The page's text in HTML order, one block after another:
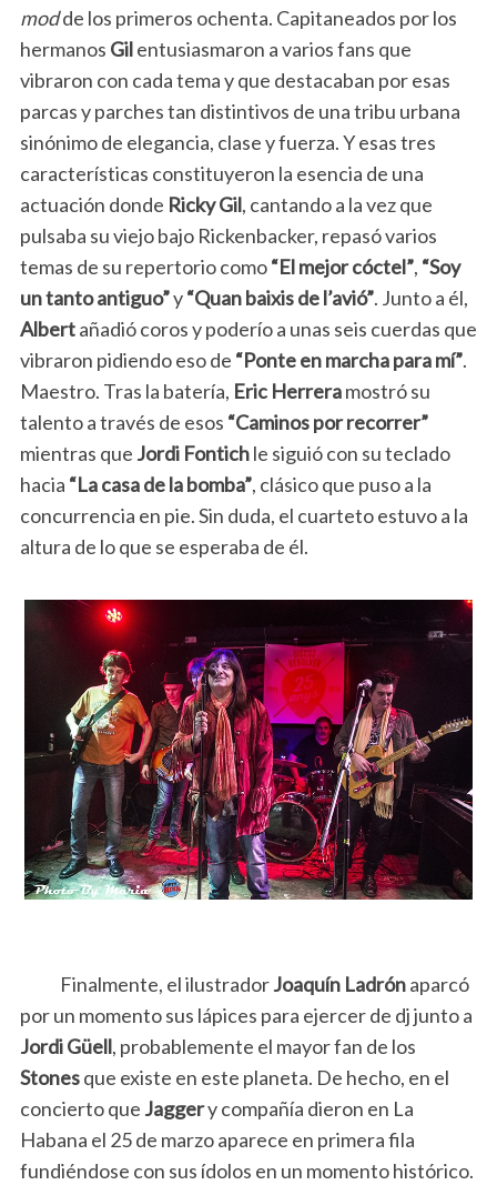
modde los primeros ochenta. Capitaneados por los
hermanos Gilentusiasmaron a varios fans que
vibraron con cada tema y que destacaban por esas
parcas y parches tan distintivos de una tribu urbana
sinónimo de elegancia, clase y fuerza. Y esas tres
características constituyeron la esencia de una
actuación donde Ricky Gil, cantando a la vez que
pulsaba su viejo bajo Rickenbacker, repasó varios
temas de su repertorio como“El mejor cóctel”, “Soy
un tanto antiguo”y“Quan baixis de l’avió”. Junto a él,
Albertañadió coros y poderío a unas seis cuerdas que
vibraron pidiendo eso de “Ponte en marcha para mí”.
Maestro. Tras la batería, Eric Herreramostró su
talento a través de esos “Caminos por recorrer”
mientras que Jordi Fontichle siguió con su teclado
hacia “La casa de la bomba”, clásico que puso a la
concurrencia en pie. Sin duda, el cuarteto estuvo a la
altura de lo que se esperaba de él.
Finalmente, el ilustradorJoaquín Ladrónaparcó
por un momento sus lápices para ejercer de dj junto a
Jordi Güell, probablemente el mayor fan de los
Stonesque existe en este planeta. De hecho, en el
concierto que Jaggery compañía dieron en La
Habana el 25 de marzo aparece en primera fila
fundiéndose con sus ídolos en un momento histórico.